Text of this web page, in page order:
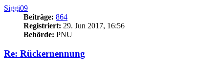
Siggi09
Beiträge: 864
Registriert: 29. Jun 2017, 16:56
Behörde: PNU
Re: Rückernennung